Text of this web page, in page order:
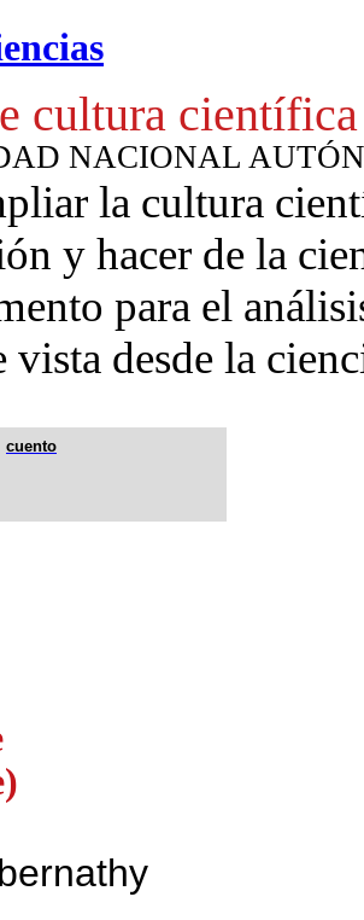
cultura científica
NACIONAL
la cultura
y hacer de la
para el
vista desde la
cuento